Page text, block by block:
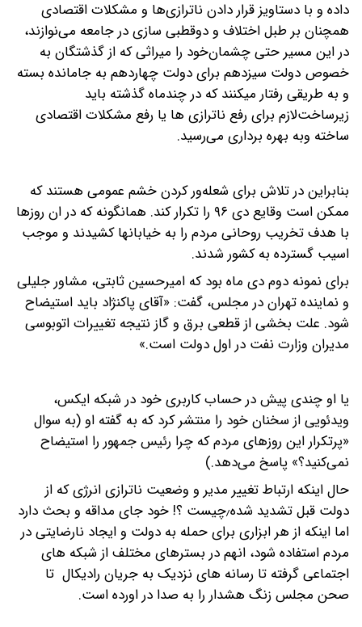
داده و با دستاویز قرار دادن ناترازی‌ها و مشکلات اقتصادی
همچنان بر طبل اختلاف و دوقطبی سازی در جامعه می‌نوازند،
در این مسیر حتی چشمان‌خود را میراثی که از گذشتگان به
خصوص دولت سیزدهم برای دولت چهاردهم به جامانده بسته
و به طریقی رفتار میکنند که در چندماه گذشته باید
زیرساخت‌لازم برای رفع ناترازی ها یا رفع مشکلات اقتصادی
ساخته و‌به بهره برداری می‌رسید.
بنابراین در تلاش برای شعله‌ور کردن خشم عمومی هستند که
ممکن است وقایع دی ۹۶ را تکرار کند. همانگونه که در ان روزها
با هدف تخریب روحانی مردم را به خیابانها کشیدند و موجب
اسیب گسترده به کشور شدند.
برای نمونه دوم دی ماه بود که امیرحسین ثابتی، مشاور جلیلی
و نماینده تهران در مجلس، گفت: «آقای پاکنژاد باید استیضاح
شود. علت بخشی از قطعی برق و گاز نتیجه تغییرات اتوبوسی
مدیران وزارت نفت در اول دولت است.»
یا او چندی پیش در حساب کاربری خود در شبکه ایکس،
ویدئویی از سخنان خود را منتشر کرد که به گفته او (به سوال
«پرتکرار این روزهای مردم که چرا رئیس جمهور را استیضاح
نمی‌کنید؟» پاسخ می‌دهد.)
حال اینکه ارتباط تغییر مدیر و وضعیت ناترازی انرژی که از
دولت قبل تشدید شده٫چیست ؟! خود جای مداقه و بحث دارد
اما اینکه از هر ابزاری برای حمله به دولت و ایجاد نارضایتی در
مردم استفاده شود، انهم در بسترهای مختلف از شبکه های
اجتماعی گرفته تا رسانه های نزدیک به جریان رادیکال ‌ تا
صحن مجلس زنگ هشدار را به صدا در اورده است.